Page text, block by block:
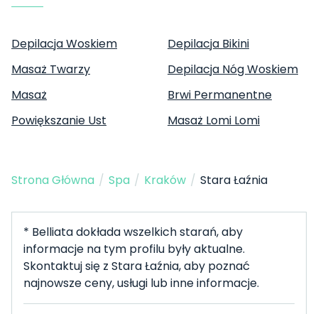
Depilacja Woskiem
Depilacja Bikini
Masaż Twarzy
Depilacja Nóg Woskiem
Masaż
Brwi Permanentne
Powiększanie Ust
Masaż Lomi Lomi
Strona Główna / Spa / Kraków / Stara Łaźnia
* Belliata dokłada wszelkich starań, aby
informacje na tym profilu były aktualne.
Skontaktuj się z Stara Łaźnia, aby poznać
najnowsze ceny, usługi lub inne informacje.